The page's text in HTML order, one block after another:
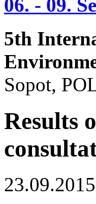
06. - 09.
5th
Sopot,
Results
23.09.2015